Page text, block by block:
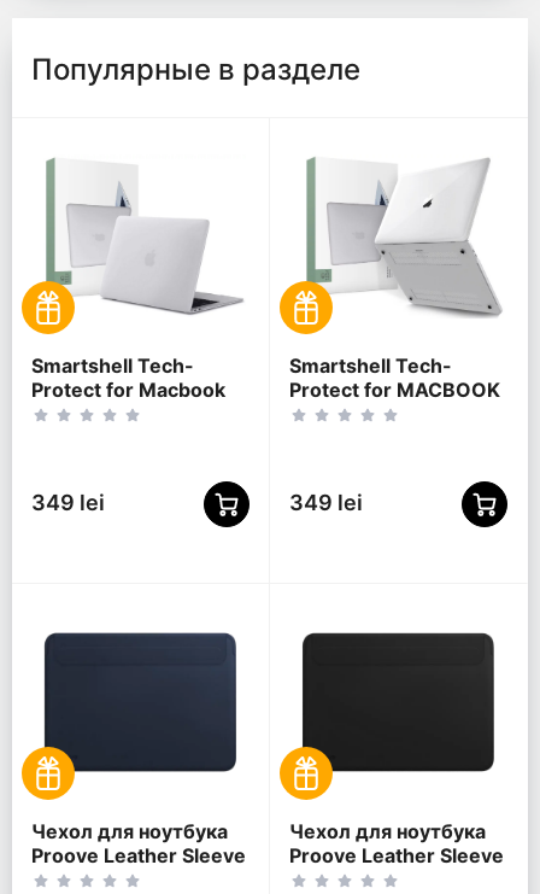
Популярные в разделе
Smartshell Tech-
Protect for Macbook
Air 13 (2018-2020),
349 lei
Smartshell Tech-
Protect for MACBOOK
PRO 14 M1-M5 PRO /
349 lei
Чехол для ноутбука
Proove Leather Sleeve
для MacBook, 14.2",
Чехол для ноутбука
Proove Leather Sleeve
для MacBook, 16.2",